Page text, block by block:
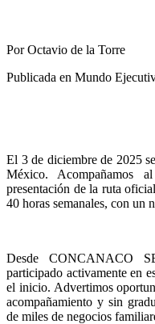
Por Octavio de la Torre
Publicada en Mundo
El 3 de diciembre de 2025
México. Acompañamos
presentación de la ruta
40 horas semanales, con un
Desde CONCANACO
participado activamente en
el inicio. Advertimos
acompañamiento y sin
de miles de negocios